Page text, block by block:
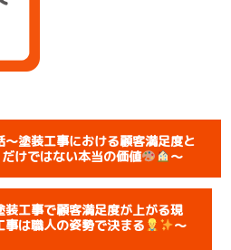
塗装工事における顧客満足度と
けではない本当の価値
～
工事で顧客満足度が上がる現
は職人の姿勢で決まる
～